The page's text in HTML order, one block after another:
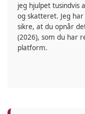
jeg hjulpet tusindvis
og skatteret. Jeg
sikre, at du opnår
(2026), som du har
platform.